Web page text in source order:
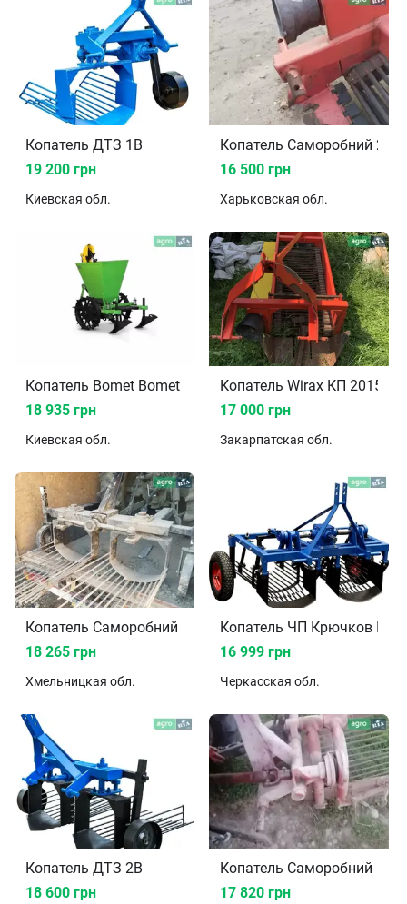
Копатель ДТЗ 1B
19 200 грн
Киевская обл.
Копатель Саморобний
16 500 грн
Харьковская обл.
Копатель Bomet Bomet 2020
18 935 грн
Киевская обл.
Копатель Wirax КП 2015
17 000 грн
Закарпатская обл.
Копатель Саморобний
18 265 грн
Хмельницкая обл.
Копатель ЧП Крючков
16 999 грн
Черкасская обл.
Копатель ДТЗ 2В
18 600 грн
Копатель Саморобний
17 820 грн